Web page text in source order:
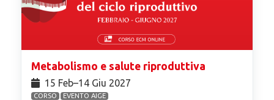
Metabolismo e salute riproduttiva
15 Feb⁠–14 Giu 2027
CORSO EVENTO AIGE